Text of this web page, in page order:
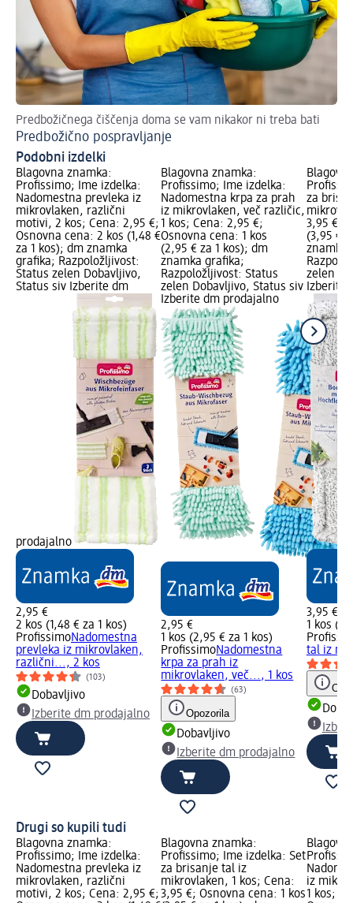
Predbožičnega čiščenja doma se vam nikakor ni treba bati
Predbožično pospravljanje
Podobni izdelki
Blagovna znamka:
Profissimo; Ime izdelka:
Nadomestna prevleka iz
mikrovlaken, različni
motivi, 2 kos; Cena: 2,95 €;
Osnovna cena: 2 kos (1,48 €
za 1 kos); dm znamka
grafika; Razpoložljivost:
Status zelen Dobavljivo,
Status siv Izberite dm
prodajalno
2,95 €
2 kos (1,48 € za 1 kos)
ProfissimoNadomestna
prevleka iz mikrovlaken,
različni..., 2 kos
(103)
Dobavljivo
Izberite dm prodajalno
Blagovna znamka:
Profissimo; Ime izdelka:
Nadomestna krpa za prah
iz mikrovlaken, več različic,
1 kos; Cena: 2,95 €;
Osnovna cena: 1 kos
(2,95 € za 1 kos); dm
znamka grafika;
Razpoložljivost: Status
zelen Dobavljivo, Status siv
Izberite dm prodajalno
2,95 €
1 kos (2,95 € za 1 kos)
ProfissimoNadomestna
krpa za prah iz
mikrovlaken, več..., 1 kos
(63)
Opozorila
Dobavljivo
Izberite dm prodajalno
za
3,95 €;
(3,95 €
znamka
zelen
Izberite
3,95 €
1 kos
tal iz
Drugi so kupili tudi
Blagovna znamka:
Profissimo; Ime izdelka:
Nadomestna prevleka iz
mikrovlaken, različni
motivi, 2 kos; Cena: 2,95 €;
Blagovna znamka:
Profissimo; Ime izdelka: Set
za brisanje tal iz
mikrovlaken, 1 kos; Cena:
3,95 €; Osnovna cena: 1 kos
iz
1 kos;